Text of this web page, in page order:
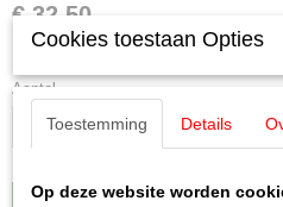
€ 32,50
Aantal
Cookies toestaan Opties
Toestemming Details
Op deze website worden